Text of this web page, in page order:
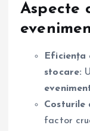
Aspecte
Eficiența
stocare:
Costurile
factor